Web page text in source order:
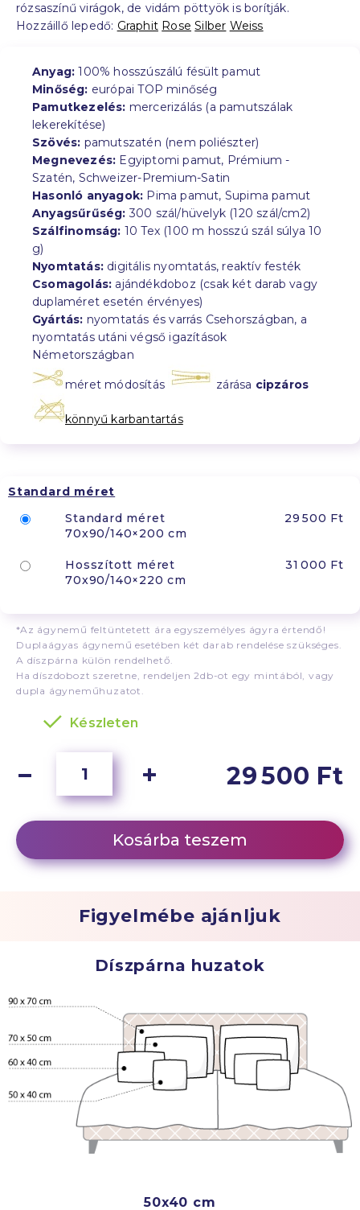
rózsaszínű virágok, de vidám pöttyök is borítják.
Hozzáillő lepedő: Graphit Rose Silber Weiss
Anyag: 100% hosszúszálú fésült pamut
Minőség: európai TOP minőség
Pamutkezelés: mercerizálás (a pamutszálak
lekerekítése)
Szövés: pamutszatén (nem poliészter)
Megnevezés: Egyiptomi pamut, Prémium -
Szatén, Schweizer-Premium-Satin
Hasonló anyagok: Pima pamut, Supima pamut
Anyagsűrűség: 300 szál/hüvelyk (120 szál/cm2)
Szálfinomság: 10 Tex (100 m hosszú szál súlya 10
g)
Nyomtatás: digitális nyomtatás, reaktív festék
Csomagolás: ajándékdoboz (csak két darab vagy
duplaméret esetén érvényes)
Gyártás: nyomtatás és varrás Csehországban, a
nyomtatás utáni végső igazítások
Németországban
méret módosítás zárása cipzáros
könnyű karbantartás
Standard méret
Standard méret
70x90/140×200 cm
29 500 Ft
Hosszított méret
70x90/140×220 cm
31 000 Ft
*Az ágynemű feltüntetett ára egyszemélyes ágyra értendő!
Duplaágyas ágynemű esetében két darab rendelése szükséges.
A díszpárna külön rendelhető.
Ha díszdobozt szeretne, rendeljen 2db-ot egy mintából, vagy
dupla ágyneműhuzatot.
Készleten
29 500 Ft
Kosárba teszem
Figyelmébe ajánljuk
Díszpárna huzatok
50x40 cm